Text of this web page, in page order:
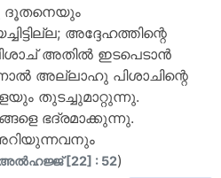
ദൂതനെയും
അദ്ദേഹത്തിന്റെ
അതില്‍ ഇടപെടാന്‍
അല്ലാഹു പിശാചിന്റെ
തുടച്ചുമാറ്റുന്നു.
ഭദ്രമാക്കുന്നു.
[22] : 52)